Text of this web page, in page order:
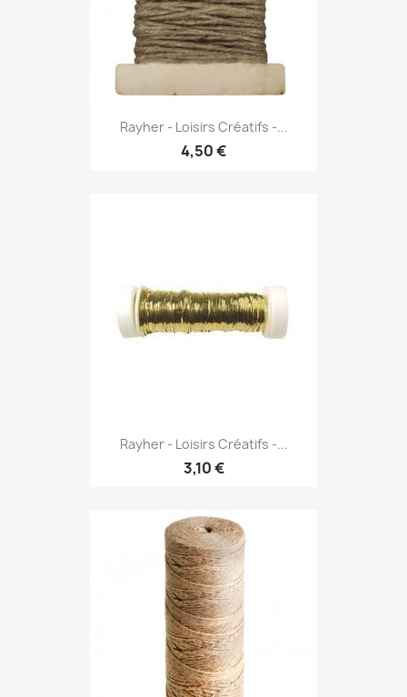
Rayher - Loisirs Créatifs -...
4,50 €
Rayher - Loisirs Créatifs -...
3,10 €